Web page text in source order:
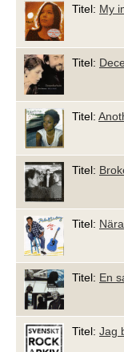
Titel: My
Titel:
Titel:
Titel:
Titel: Nära
Titel: En
Titel: Jag